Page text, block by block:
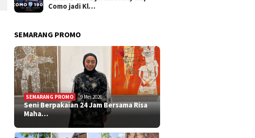
Como jadi Kl…
SEMARANG PROMO
SEMARANG PROMO 9 Mei 2026
Seni Berpakaian 24 Jam Bersama Risa
Maha…